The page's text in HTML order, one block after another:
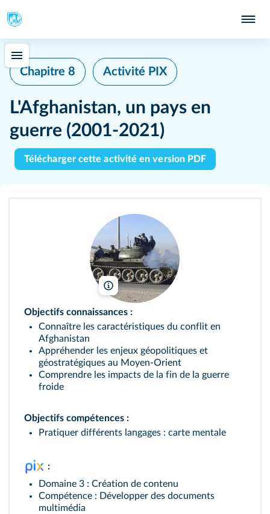
Chapitre 8 Activité PIX
L'Afghanistan, un pays en
guerre (2001‑2021)
Télécharger cette activité en version PDF
davric/Wikimedia
Objectifs connaissances :
Connaître les caractéristiques du conflit en
Afghanistan
Appréhender les enjeux géopolitiques et
géostratégiques au Moyen-Orient
Comprendre les impacts de la fin de la guerre
froide
Objectifs compétences :
Pratiquer différents langages : carte mentale
:
Domaine 3 : Création de contenu
Compétence : Développer des documents
multimédia